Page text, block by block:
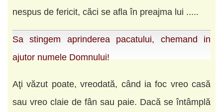
nespus de fericit, căci se afla în preajma lui .....
Sa stingem aprinderea pacatului, chemand in
ajutor numele Domnului!
Aţi văzut poate, vreodată, când ia foc vreo casă
sau vreo claie de fân sau paie. Dacă se întâmplă